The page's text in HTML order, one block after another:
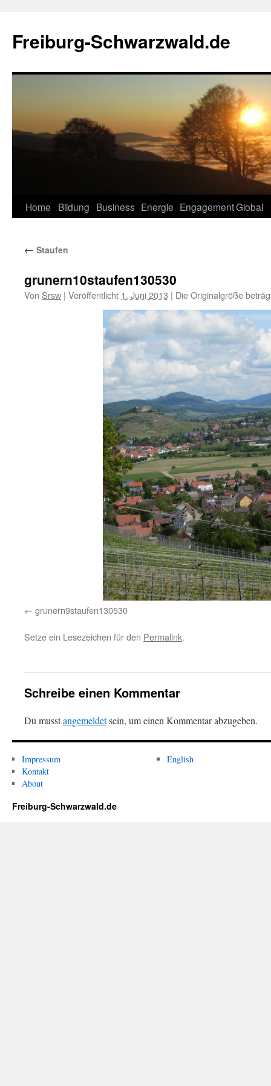
springen
Freiburg-Schwarzwald.de
Home Bildung Business Energie EngagementGlobal
← Staufen
grunern10staufen130530
Von Srsw | Veröffentlicht 1. Juni 2013 | Die Originalgröße
grunern9staufen130530
Setze ein Lesezeichen für den Permalink.
Schreibe einen Kommentar
Du musstangemeldetsein, um einen Kommentar abzugeben.
Impressum
Kontakt
About
English
Freiburg-Schwarzwald.de